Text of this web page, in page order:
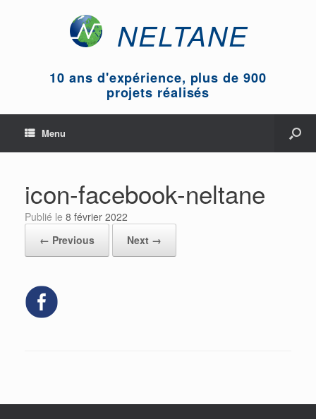
NELTANE
10 ans d'expérience, plus de 900
projets réalisés
Menu
icon-facebook-neltane
Publié le 8 février 2022
← Previous
Next →